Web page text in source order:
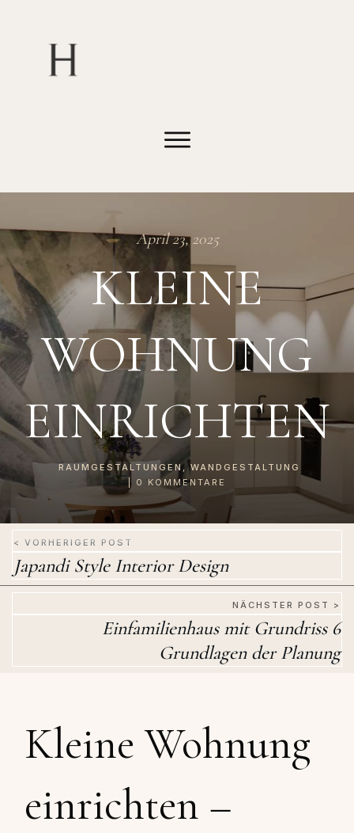
April 23, 2025
KLEINE
WOHNUNG
EINRICHTEN
RAUMGESTALTUNGEN,WANDGESTALTUNG
0 KOMMENTARE
< VORHERIGER POST
Japandi Style Interior Design
NÄCHSTER POST >
Einfamilienhaus mit Grundriss 6
Grundlagen der Planung
Kleine Wohnung
einrichten –